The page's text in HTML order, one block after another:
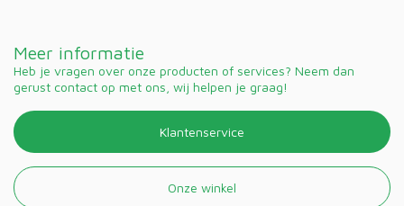
Meer informatie
Heb je vragen over onze producten of services? Neem dan
gerust contact op met ons, wij helpen je graag!
Klantenservice
Onze winkel